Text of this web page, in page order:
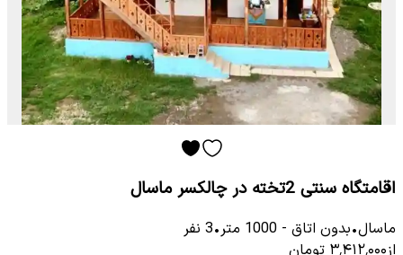
اقامتگاه سنتی 2تخته در چالکسر ماسال
ماسال•بدون اتاق -
1000 متر•
3 نفر
از۳٬۴۱۲٬۰۰۰ تومان